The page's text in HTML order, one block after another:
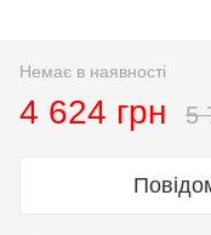
Немає в наявності
4 624 грн 5